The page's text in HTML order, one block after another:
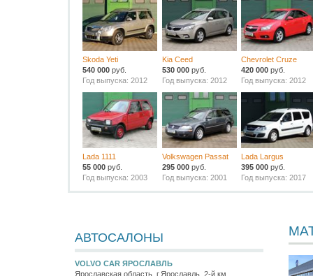
Skoda Yeti
540 000 руб.
Год выпуска: 2012
Kia Ceed
530 000руб.
Год выпуска: 2012
Chevrolet Cruze
420 000 руб.
Год выпуска: 2012
Lada 1111
55 000 руб.
Год выпуска: 2003
Volkswagen Passat
295 000руб.
Год выпуска: 2001
Lada Largus
395 000 руб.
Год выпуска: 2017
АВТОСАЛОНЫ
VOLVO CAR ЯРОСЛАВЛЬ
Ярославская область, г.Ярославль, 2-й км